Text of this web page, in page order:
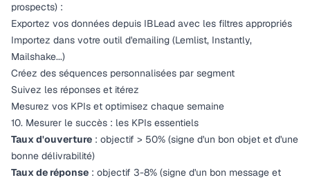
prospects) :
Exportez vos données depuis IBLead avec les filtres appropriés
Importez dans votre outil d'emailing (Lemlist, Instantly,
Mailshake...)
Créez des séquences personnalisées par segment
Suivez les réponses et itérez
Mesurez vos KPIs et optimisez chaque semaine
10. Mesurer le succès : les KPIs essentiels
Taux d'ouverture : objectif > 50% (signe d'un bon objet et d'une
bonne délivrabilité)
Taux de réponse : objectif 3-8% (signe d'un bon message et